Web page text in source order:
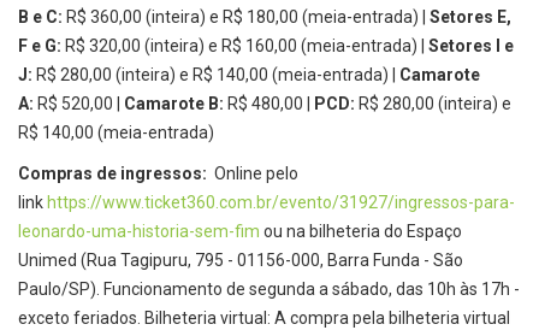
B e C: R$ 360,00 (inteira) e R$ 180,00 (meia-entrada) | Setores E,
F e G: R$ 320,00 (inteira) e R$ 160,00 (meia-entrada) | Setores I e
J: R$ 280,00 (inteira) e R$ 140,00 (meia-entrada) | Camarote
A: R$ 520,00 | Camarote B: R$ 480,00 | PCD: R$ 280,00 (inteira) e
R$ 140,00 (meia-entrada)
Compras de ingressos: Online pelo
link https://www.ticket360.com.br/evento/31927/ingressos-para-
leonardo-uma-historia-sem-fim ou na bilheteria do Espaço
Unimed (Rua Tagipuru, 795 - 01156-000, Barra Funda - São
Paulo/SP). Funcionamento de segunda a sábado, das 10h às 17h -
exceto feriados. Bilheteria virtual: A compra pela bilheteria virtual